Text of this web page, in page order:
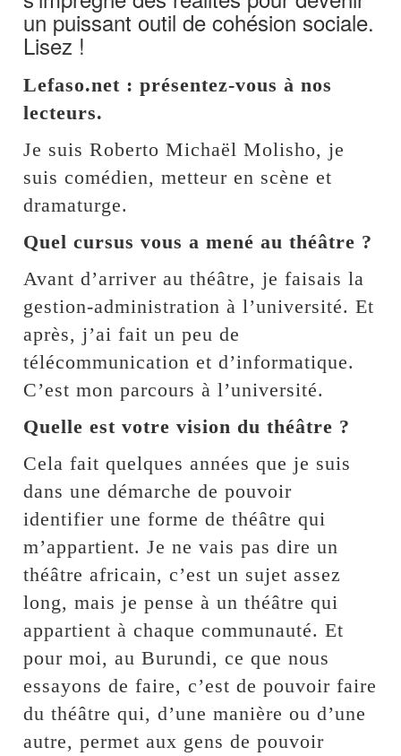
un puissant outil de cohésion sociale.
Lisez !
Lefaso.net : présentez-vous à nos
lecteurs.
Je suis Roberto Michaël Molisho, je
suis comédien, metteur en scène et
dramaturge.
Quel cursus vous a mené au théâtre ?
Avant d’arriver au théâtre, je faisais la
gestion-administration à l’université. Et
après, j’ai fait un peu de
télécommunication et d’informatique.
C’est mon parcours à l’université.
Quelle est votre vision du théâtre ?
Cela fait quelques années que je suis
dans une démarche de pouvoir
identifier une forme de théâtre qui
m’appartient. Je ne vais pas dire un
théâtre africain, c’est un sujet assez
long, mais je pense à un théâtre qui
appartient à chaque communauté. Et
pour moi, au Burundi, ce que nous
essayons de faire, c’est de pouvoir faire
du théâtre qui, d’une manière ou d’une
autre, permet aux gens de pouvoir